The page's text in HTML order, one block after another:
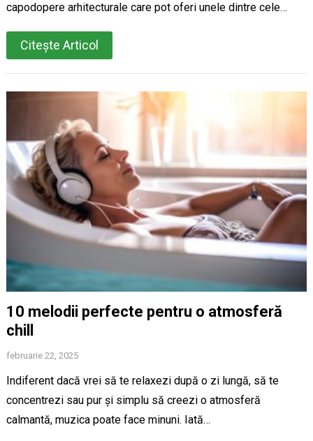
capodopere arhitecturale care pot oferi unele dintre cele…
Citește Articol
10 melodii perfecte pentru o atmosferă
chill
februarie 22, 2025
Indiferent dacă vrei să te relaxezi după o zi lungă, să te
concentrezi sau pur și simplu să creezi o atmosferă
calmantă, muzica poate face minuni. Iată…